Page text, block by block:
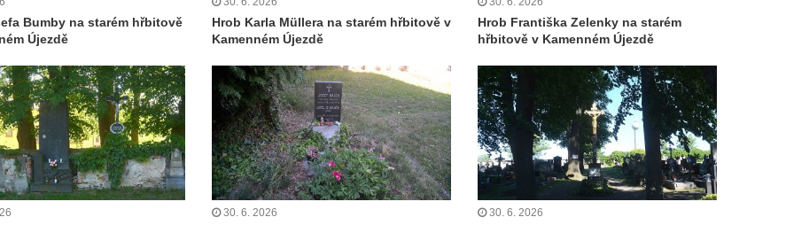
Bumby na starém hřbitově
Újezdě
Hrob Karla Müllera na starém hřbitově v
Kamenném Újezdě
Hrob Františka Zelenky na starém
hřbitově v Kamenném Újezdě
30. 6. 2026 30. 6. 2026